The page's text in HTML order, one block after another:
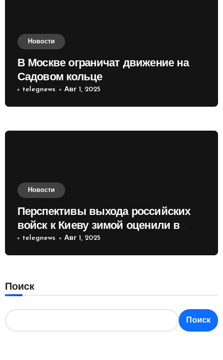
Новости
В Москве ограничат движение на
Садовом кольце
telegnews Авг 1, 2025
Новости
Перспективы выхода российских
войск к Киеву зимой оценили в
России
telegnews Авг 1, 2025
Поиск
Поиск